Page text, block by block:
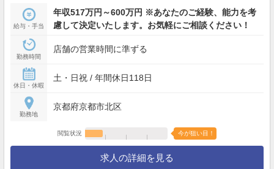
給与・手当
年収517万円～600万円 ※あなたのご経験、能力を考
慮して決定いたします。お気軽にご相談ください！
勤務時間
店舗の営業時間に準ずる
休日・休暇
土・日祝 / 年間休日118日
勤務地
京都府京都市北区
閲覧状況 今が狙い目！
求人の詳細を見る